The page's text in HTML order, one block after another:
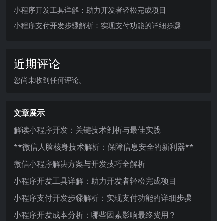
小程序开发工具详解：助力开发者轻松完成项目
小程序支付开发步骤解析：实现支付功能的详细步骤
近期评论
您尚未收到任何评论。
文章展示
解读小程序开发：关键技术剖析与最佳实践
**微信人脸核身技术解析：保障信息安全的新利器**
微信小程序解决方案与开发技巧全解析
小程序开发工具详解：助力开发者轻松完成项目
小程序支付开发步骤解析：实现支付功能的详细步骤
小程序开发成本分析：哪些因素影响最终费用？